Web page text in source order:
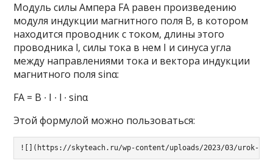
Модуль силы Ампера FА равен произведению
модуля индукции магнитного поля B, в котором
находится проводник с током, длины этого
проводника l, силы тока в нем I и синуса угла
между направлениями тока и вектора индукции
магнитного поля sinα:
FА = B ∙ I ∙ l ∙ sinα
Этой формулой можно пользоваться:
![](https://skyteach.ru/wp-content/uploads/2023/03/urok-